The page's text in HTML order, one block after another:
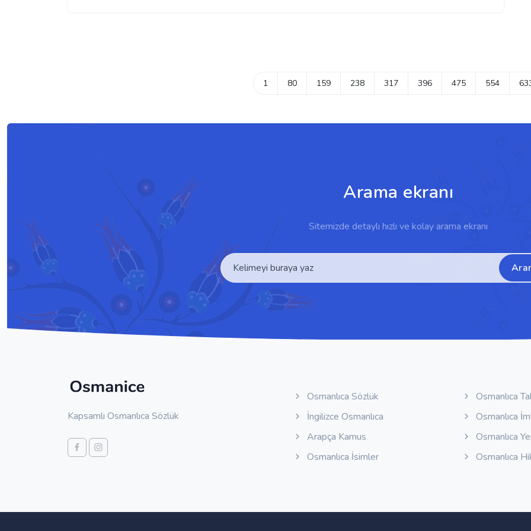
1 80 159 238 317 396 475 554
Arama ekranı
Sitemizde detaylı hızlı ve kolay arama ekranı
Kapsamlı Osmanlıca Sözlük
Osmanlıca Sözlük
İngilizce Osmanlıca
Arapça Kamus
Osmanlıca İsimler
Osmanlıca
Osmanlıca
Osmanlıca
Osmanlıca